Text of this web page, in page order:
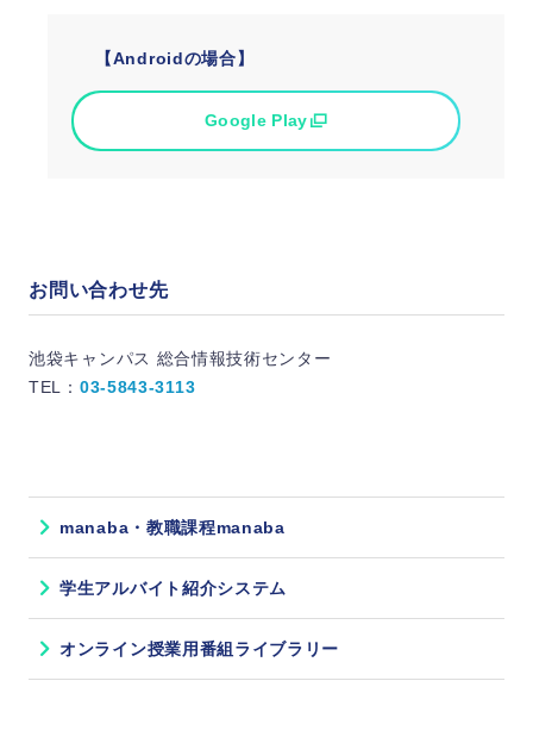
【Androidの場合】
Google Play
お問い合わせ先
池袋キャンパス 総合情報技術センター
TEL： 03-5843-3113
manaba・教職課程manaba
学生アルバイト紹介システム
オンライン授業用番組ライブラリー